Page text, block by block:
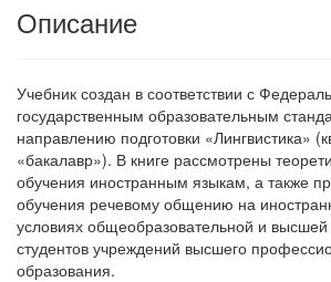
Описание
Учебник создан в соответствии с
государственным образовательным
направлению подготовки «Лингвистика»
«бакалавр»). В книге рассмотрены
обучения иностранным языкам, а также
обучения речевому общению на
условиях общеобразовательной и
студентов учреждений высшего
образования.